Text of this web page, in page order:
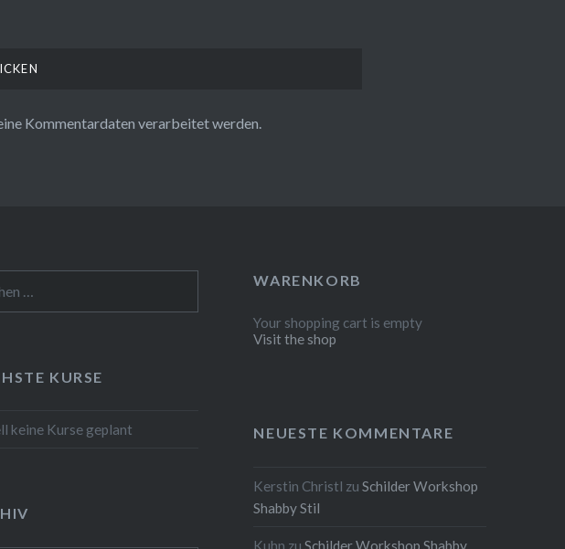
Kommentardaten verarbeitet werden.
WARENKORB
Your shopping cart is empty
Visit the shop
KURSE
keine Kurse geplant NEUESTE KOMMENTARE
Kerstin Christl zu Schilder Workshop
Shabby Stil
Kuhn zu Schilder Workshop Shabby